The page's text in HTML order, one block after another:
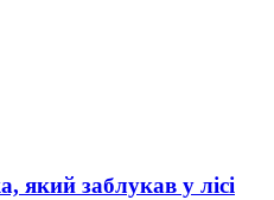
який заблукав у лісі